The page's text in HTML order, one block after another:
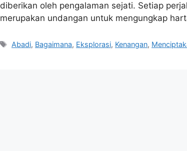
diberikan oleh pengalaman sejati. Setiap
merupakan undangan untuk mengungkap
Tags
Abadi, Bagaimana, Eksplorasi, Kenangan,